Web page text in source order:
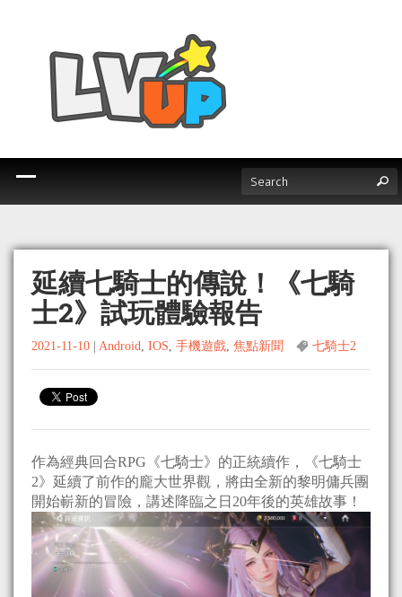
延續七騎士的傳說！《七騎
士2》試玩體驗報告
2021-11-10 Android, IOS, 手機遊戲, 焦點新聞 七騎士2
作為經典回合RPG《七騎士》的正統續作，《七騎士
2》延續了前作的龐大世界觀，將由全新的黎明傭兵團
開始嶄新的冒險，講述降臨之日20年後的英雄故事！